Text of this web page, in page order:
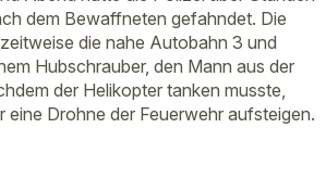
dem Bewaffneten gefahndet. Die
die nahe Autobahn 3 und
Hubschrauber, den Mann aus der
der Helikopter tanken musste,
eine Drohne der Feuerwehr aufsteigen.